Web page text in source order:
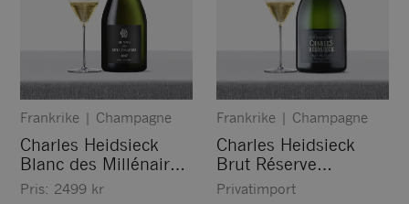
Frankrike | Champagne
Charles Heidsieck
Blanc des Millénaires
2017
Pris: 2499 kr
Frankrike | Champagne
Charles Heidsieck
Brut Réserve
Jéroboam
Privatimport